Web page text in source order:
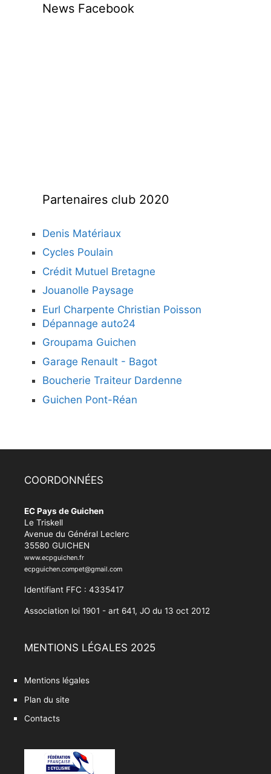
News Facebook
Partenaires club 2020
Denis Matériaux
Cycles Poulain
Crédit Mutuel Bretagne
Jouanolle Paysage
Eurl Charpente Christian Poisson
Dépannage auto24
Groupama Guichen
Garage Renault - Bagot
Boucherie Traiteur Dardenne
Guichen Pont-Réan
COORDONNÉES
EC Pays de Guichen
Le Triskell
Avenue du Général Leclerc
35580 GUICHEN
www.ecpguichen.fr
ecpguichen.compet@gmail.com
Identifiant FFC : 4335417
Association loi 1901 - art 641, JO du 13 oct 2012
MENTIONS LÉGALES 2025
Mentions légales
Plan du site
Contacts